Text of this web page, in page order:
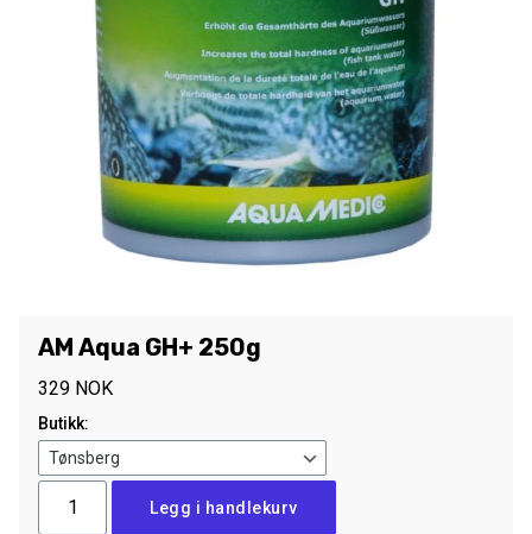
AM Aqua GH+ 250g
329 NOK
Butikk:
Aqua
Legg i handlekurv